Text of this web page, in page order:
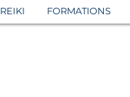
REIKI FORMATIONS